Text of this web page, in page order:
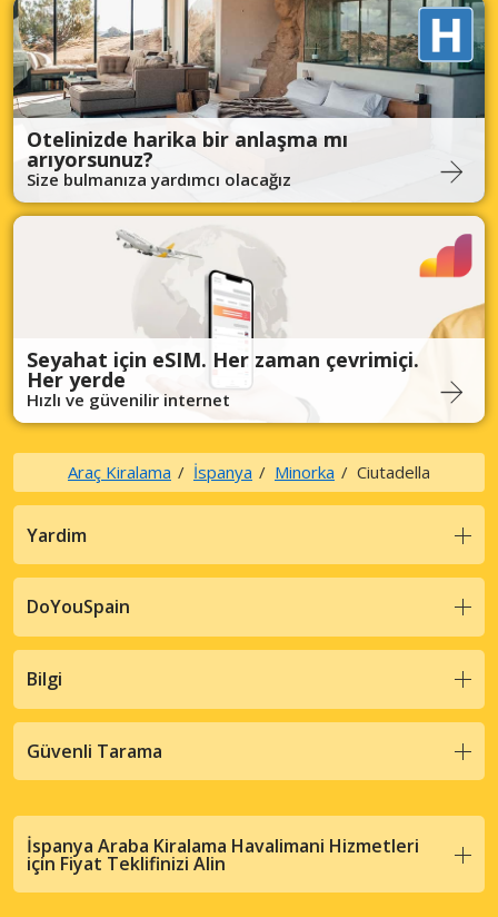
Otelinizde harika bir anlaşma mı
arıyorsunuz?
Size bulmanıza yardımcı olacağız
Seyahat için eSIM. Her zaman çevrimiçi.
Her yerde
Hızlı ve güvenilir internet
Araç Kiralama İspanya Minorka Ciutadella
Yardim
DoYouSpain
Bilgi
Güvenli Tarama
İspanya Araba Kiralama Havalimani Hizmetleri
için Fiyat Teklifinizi Alin